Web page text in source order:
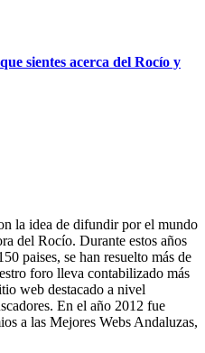
sientes acerca del Rocío y
la idea de difundir por el mundo
del Rocío. Durante estos años
paises, se han resuelto más de
foro lleva contabilizado más
web destacado a nivel
En el año 2012 fue
a las Mejores Webs Andaluzas,